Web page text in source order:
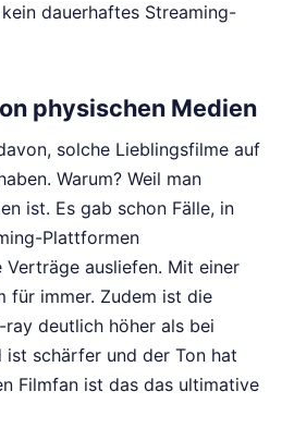
dauerhaftes Streaming-
physischen Medien
solche Lieblingsfilme auf
Warum? Weil man
ist. Es gab schon Fälle, in
Plattformen
ausliefen. Mit einer
für immer. Zudem ist die
deutlich höher als bei
ist schärfer und der Ton hat
Filmfan ist das das ultimative